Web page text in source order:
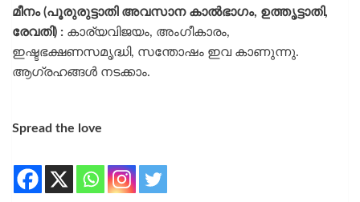
മീനം (പൂരുരുട്ടാതി അവസാന കാൽഭാഗം, ഉത്തൃട്ടാതി,
രേവതി) : കാര്യവിജയം, അംഗീകാരം,
ഇഷ്ടഭക്ഷണസമൃദ്ധി, സന്തോഷം ഇവ കാണുന്നു.
ആഗ്രഹങ്ങൾ നടക്കാം.
Spread the love